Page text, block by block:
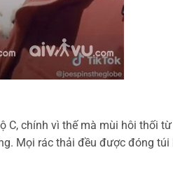
C, chính vì thế mà mùi hôi thối
Mọi rác thải đều được đóng túi